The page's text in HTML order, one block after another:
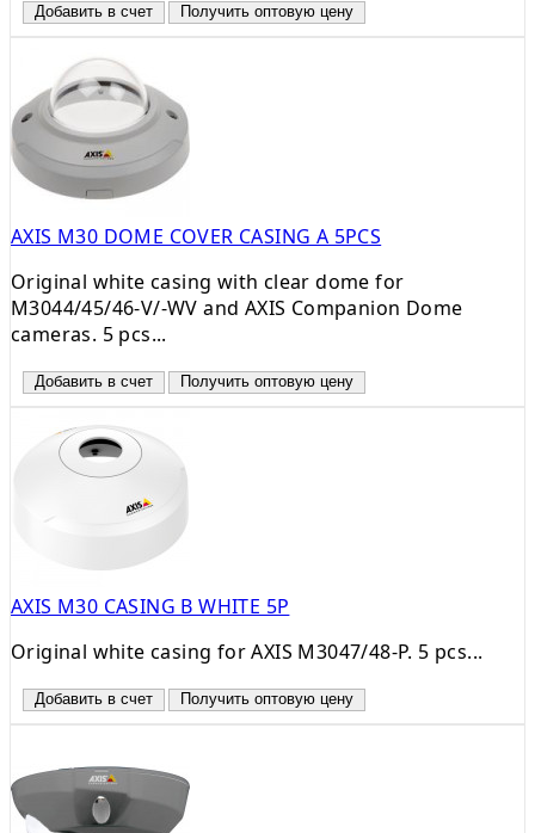
Добавить в счет Получить оптовую цену
AXIS M30 DOME COVER CASING A 5PCS
Original white casing with clear dome for
M3044/45/46-V/-WV and AXIS Companion Dome
cameras. 5 pcs...
Добавить в счет Получить оптовую цену
AXIS M30 CASING B WHITE 5P
Original white casing for AXIS M3047/48-P. 5 pcs...
Добавить в счет Получить оптовую цену